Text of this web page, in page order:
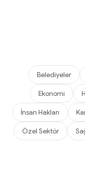
Belediyeler
Ekonomi
İnsan Hakları
Özel Sektör